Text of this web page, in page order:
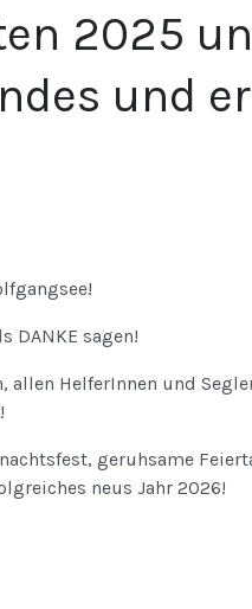
2025
und
DANKE sagen!
allen HelferInnen und
geruhsame
neus Jahr 2026!